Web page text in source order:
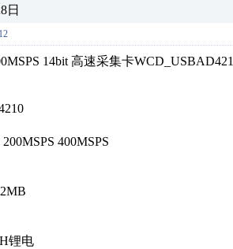
日
14bit 高速采集卡
400MSPS
锂电